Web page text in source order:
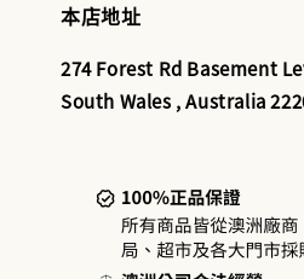
本店地址
274 Forest Rd Basement
South Wales , Australia